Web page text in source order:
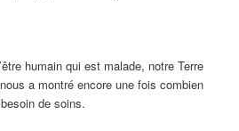
humain qui est malade, notre Terre
a montré encore une fois combien
de soins.